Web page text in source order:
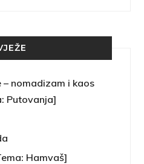
nomadizam i kaos
Putovanja]
Hamvaš]